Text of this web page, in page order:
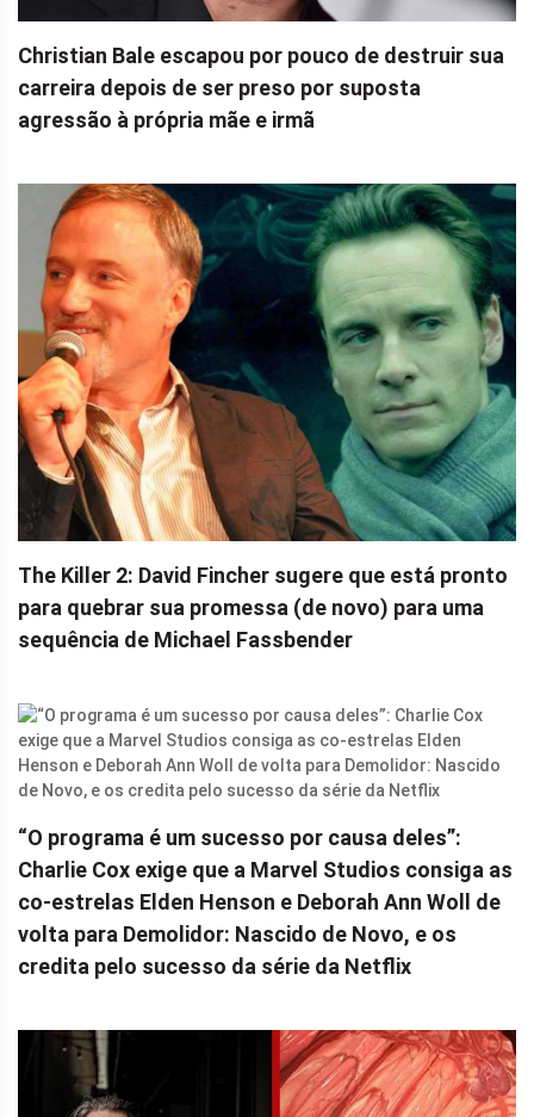
Christian Bale escapou por pouco de destruir sua
carreira depois de ser preso por suposta
agressão à própria mãe e irmã
The Killer 2: David Fincher sugere que está pronto
para quebrar sua promessa (de novo) para uma
sequência de Michael Fassbender
“O programa é um sucesso por causa deles”:
Charlie Cox exige que a Marvel Studios consiga as
co-estrelas Elden Henson e Deborah Ann Woll de
volta para Demolidor: Nascido de Novo, e os
credita pelo sucesso da série da Netflix